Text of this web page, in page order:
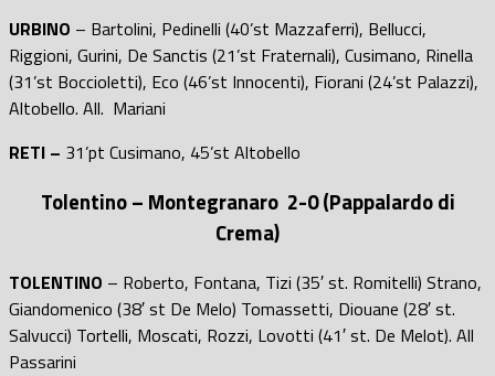
URBINO – Bartolini, Pedinelli (40’st Mazzaferri), Bellucci,
Riggioni, Gurini, De Sanctis (21’st Fraternali), Cusimano, Rinella
(31’st Boccioletti), Eco (46’st Innocenti), Fiorani (24’st Palazzi),
Altobello. All. Mariani
RETI – 31’pt Cusimano, 45’st Altobello
Tolentino – Montegranaro 2-0 (Pappalardo di
Crema)
TOLENTINO – Roberto, Fontana, Tizi (35′ st. Romitelli) Strano,
Giandomenico (38′ st De Melo) Tomassetti, Diouane (28′ st.
Salvucci) Tortelli, Moscati, Rozzi, Lovotti (41′ st. De Melot). All
Passarini